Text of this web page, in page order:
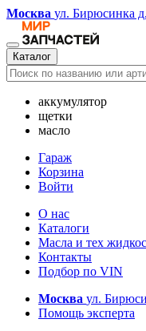
Москва ул. Бирюсинка
Каталог
аккумулятор
щетки
масло
Гараж
Корзина
Войти
О нас
Каталоги
Масла и тех
Контакты
Подбор по VIN
Москва ул.
Помощь эксперта